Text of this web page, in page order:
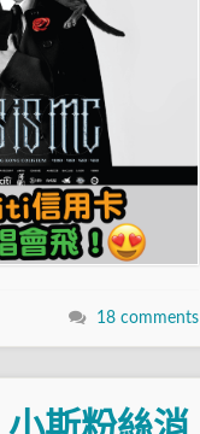
18 comments